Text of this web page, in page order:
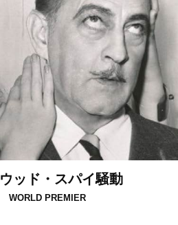
ッド・スパイ騒動
WORLD PREMIER